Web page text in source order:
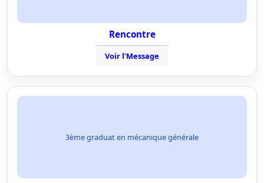
Rencontre
Voir l'Message
3ème graduat en mécanique générale